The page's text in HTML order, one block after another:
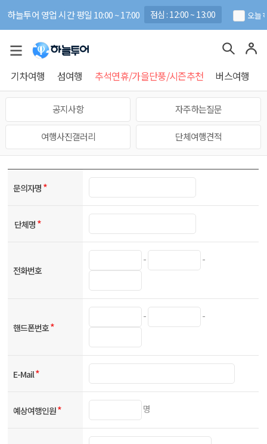
하늘투어 영업 시간 평일 10:00 ~ 17:00 점심 : 12:00 ~ 13:00 오늘
기차여행 섬여행 추석연휴/가을단풍/시즌추천 버스여행
공지사항 자주하는질문
여행사진갤러리 단체여행견적
문의자명 *
단체명 *
전화번호
- -
핸드폰번호*
- -
E-Mail*
예상여행인원* 명